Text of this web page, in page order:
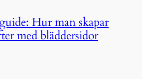
Hur man skapar
med bläddersidor